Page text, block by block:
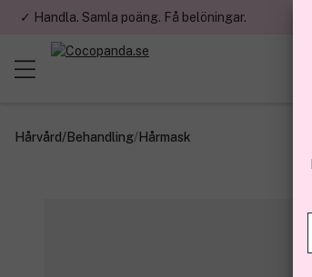
✓ Handla. Samla poäng. Få belöningar.
Hårvård/Behandling/Hårmask